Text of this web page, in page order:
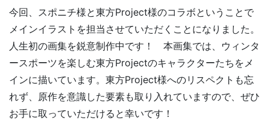
今回、スポニチ様と東方Project様のコラボということで
メインイラストを担当させていただくことになりました。
人生初の画集を鋭意制作中です！ 本画集では、ウィンタ
ースポーツを楽しむ東方Projectのキャラクターたちをメ
インに描いています。東方Project様へのリスペクトも忘
れず、原作を意識した要素も取り入れていますので、ぜひ
お手に取っていただけると幸いです！